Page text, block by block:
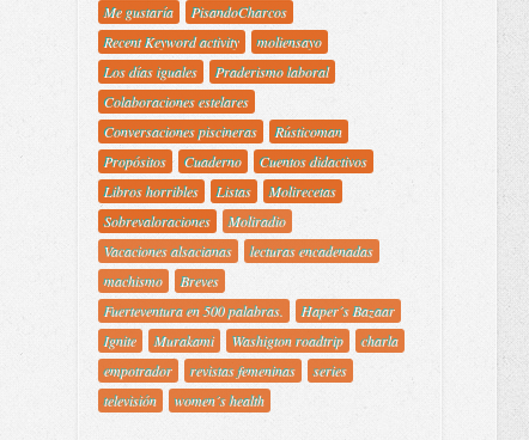
Me gustaría
PisandoCharcos
Recent Keyword activity
moliensayo
Los días iguales
Praderismo laboral
Colaboraciones estelares
Conversaciones piscineras
Rústicoman
Propósitos
Cuaderno
Cuentos didactivos
Libros horribles
Listas
Molirecetas
Sobrevaloraciones
Moliradio
Vacaciones alsacianas
lecturas encadenadas
machismo
Breves
Fuerteventura en 500 palabras.
Haper´s Bazaar
Ignite
Murakami Washigton roadtrip
charla
empotrador
revistas femeninas
series
televisión
women´s health